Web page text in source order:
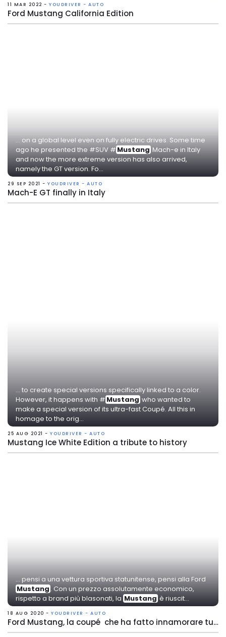
11 MAR 2022 - YOUDRIVER - AUTO
Ford Mustang California Edition
... on a global level even on fully electric drives. Some time
ago he presented the #SUV # Mustang Mach-e in Italy
and now the more extreme version has also arrived,
namely the GT version. Fo...
29 SEP 2021 - YOUDRIVER - AUTO
Mach-E GT finally in Italy
... to create special versions specifically linked to a color.
However, it happens with # Mustang who wanted to
make a special version of its ultra-fast Coupé. All this in
homage to the orig...
25 AUG 2021 - YOUDRIVER - AUTO
Mustang Ice White Edition a tribute to history
... pensi a una vettura sportiva statunitense, pensi alla Ford
Mustang . Con un prezzo assolutamente economico,
rispetto a brand più blasonati, la Mustang è riuscit...
18 AUG 2020 - YOUDRIVER - AUTO
Ford Mustang, la coupé che ha fatto innamorare tutti gli americani